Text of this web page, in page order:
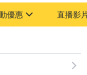
優惠 直播影